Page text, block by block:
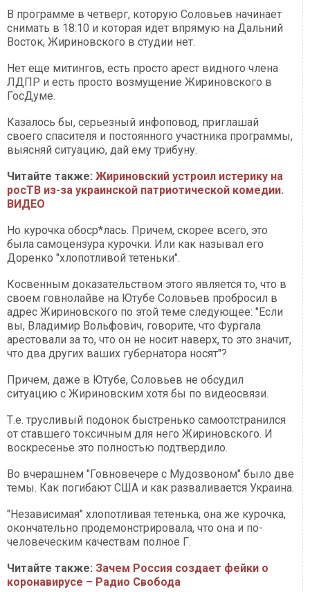
В программе в четверг, которую Соловьев начинает
снимать в 18:10 и которая идет впрямую на Дальний
Восток, Жириновского в студии нет.
Нет еще митингов, есть просто арест видного члена
ЛДПР и есть просто возмущение Жириновского в
ГосДуме.
Казалось бы, серьезный инфоповод, приглашай
своего спасителя и постоянного участника программы,
выясняй ситуацию, дай ему трибуну.
Читайте также: Жириновский устроил истерику на
росТВ из-за украинской патриотической комедии.
ВИДЕО
Но курочка обоср*лась. Причем, скорее всего, это
была самоцензура курочки. Или как называл его
Доренко "хлопотливой тетеньки".
Косвенным доказательством этого является то, что в
своем говнолайве на Ютубе Соловьев пробросил в
адрес Жириновского по этой теме следующее: "Если
вы, Владимир Вольфович, говорите, что Фургала
арестовали за то, что он не носит наверх, то это значит,
что два других ваших губернатора носят"?
Причем, даже в Ютубе, Соловьев не обсудил
ситуацию с Жириновским хотя бы по видеосвязи.
Т.е. трусливый подонок быстренько самоотстранился
от ставшего токсичным для него Жириновского. И
воскресенье это полностью подтвердило.
Во вчерашнем "Говновечере с Мудозвоном" было две
темы. Как погибают США и как разваливается Украина.
"Независимая" хлопотливая тетенька, она же курочка,
окончательно продемонстрировала, что она и по-
человеческим качествам полное Г.
Читайте также: Зачем Россия создает фейки о
коронавирусе – Радио Свобода